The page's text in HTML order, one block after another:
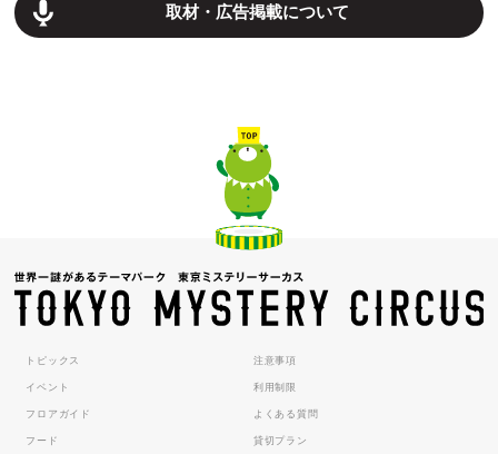
取材・広告掲載について
トピックス
イベント
フロアガイド
フード
注意事項
利用制限
よくある質問
貸切プラン